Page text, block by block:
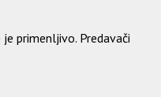
primenljivo. Predavači